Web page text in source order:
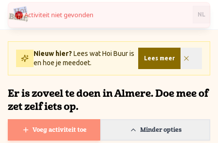
Ga naar inhoud / Skip to content
NL
Nieuw hier? Lees wat Hoi Buur is
en hoe je meedoet.
Lees meer
Er is zoveel te doen in Almere. Doe mee of
zet zelf iets op.
Voeg activiteit toe Minder opties